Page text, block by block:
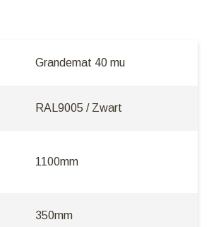
Grandemat 40 mu
RAL9005 / Zwart
1100mm
350mm